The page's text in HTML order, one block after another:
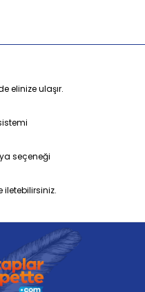
elinize ulaşır.
seçeneği
iletebilirsiniz.